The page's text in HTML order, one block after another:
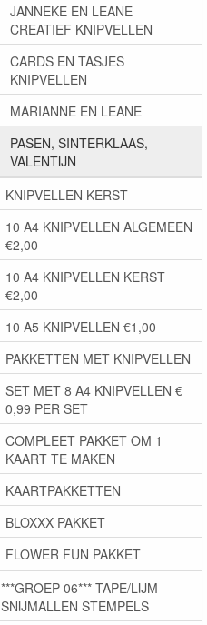
JANNEKE EN LEANE
CREATIEF KNIPVELLEN
CARDS EN TASJES
KNIPVELLEN
MARIANNE EN LEANE
PASEN, SINTERKLAAS,
VALENTIJN
KNIPVELLEN KERST
10 A4 KNIPVELLEN ALGEMEEN
€2,00
10 A4 KNIPVELLEN KERST
€2,00
10 A5 KNIPVELLEN €1,00
PAKKETTEN MET KNIPVELLEN
SET MET 8 A4 KNIPVELLEN €
0,99 PER SET
COMPLEET PAKKET OM 1
KAART TE MAKEN
KAARTPAKKETTEN
BLOXXX PAKKET
FLOWER FUN PAKKET
***GROEP 06*** TAPE/LIJM
SNIJMALLEN STEMPELS